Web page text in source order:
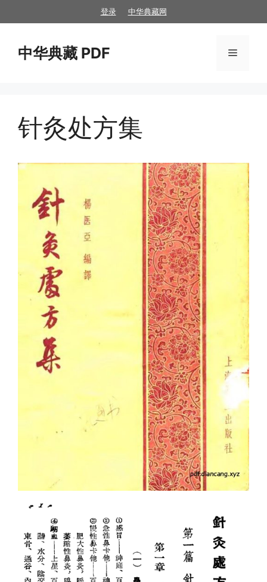
至
登录 中华典藏网
中华典藏 PDF 菜
针灸处方集